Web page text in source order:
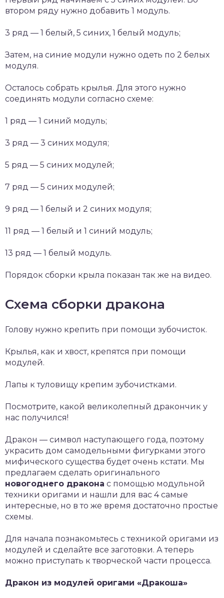
втором ряду нужно добавить 1 модуль.
3 ряд — 1 белый, 5 синих, 1 белый модуль;
Затем, на синие модули нужно одеть по 2 белых
модуля.
Осталось собрать крылья. Для этого нужно
соединять модули согласно схеме:
1 ряд — 1 синий модуль;
3 ряд — 3 синих модуля;
5 ряд — 5 синих модулей;
7 ряд — 5 синих модулей;
9 ряд — 1 белый и 2 синих модуля;
11 ряд — 1 белый и 1 синий модуль;
13 ряд — 1 белый модуль.
Порядок сборки крыла показан так же на видео.
Схема сборки дракона
Голову нужно крепить при помощи зубочисток.
Крылья, как и хвост, крепятся при помощи
модулей.
Лапы к туловищу крепим зубочистками.
Посмотрите, какой великолепный дракончик у
нас получился!
Дракон — символ наступающего года, поэтому
украсить дом самодельными фигурками этого
мифического существа будет очень кстати. Мы
предлагаем сделать оригинального
новогоднего дракона с помощью модульной
техники оригами и нашли для вас 4 самые
интересные, но в то же время достаточно простые
схемы.
Для начала познакомьтесь с техникой оригами из
модулей и сделайте все заготовки. А теперь
можно приступать к творческой части процесса.
Дракон из модулей оригами «Дракоша»